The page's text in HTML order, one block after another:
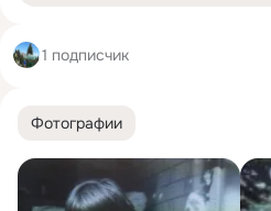
Фотографии
1 подписчик